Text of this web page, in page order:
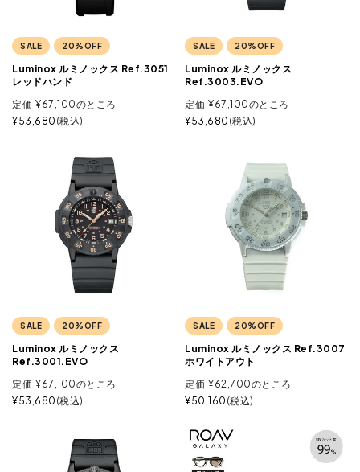
SALE 20%OFF
Luminox ルミノックス Ref.3051
レッドハンド
定価 ¥67,100のところ
¥53,680 税込
SALE 20%OFF
Luminox ルミノックス
Ref.3003.EVO
定価 ¥67,100のところ
¥53,680 税込
SALE 20%OFF
Luminox ルミノックス
Ref.3001.EVO
定価 ¥67,100のところ
¥53,680 税込
SALE 20%OFF
Luminox ルミノックス Ref.3007
ホワイトアウト
定価 ¥62,700のところ
¥50,160 税込